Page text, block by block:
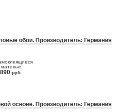
обои. Производитель: Германия
матовые
890 руб.
основе. Производитель: Германия